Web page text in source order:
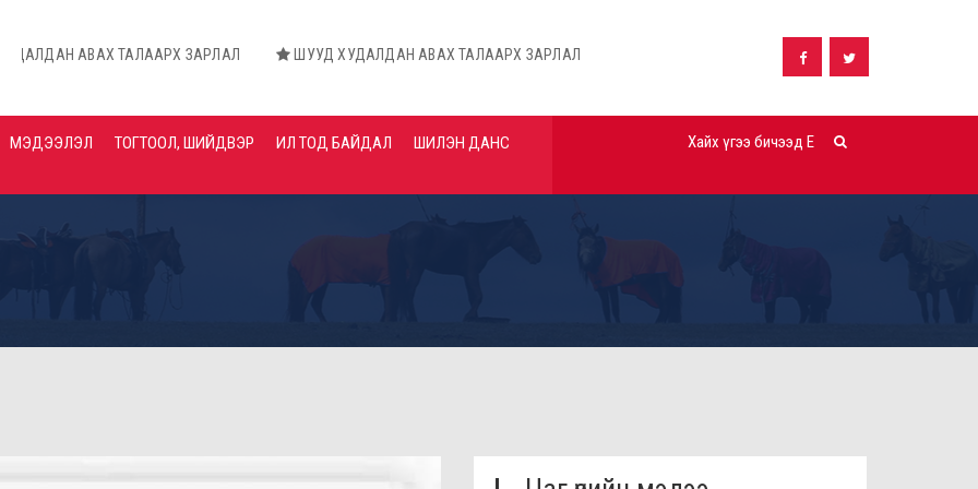
ТАЛААРХ ЗАРЛАЛ ШУУД ХУДАЛДАН АВАХ ТАЛААРХ ЗАРЛАЛ Дүүргийн орон нутгийн хөрөнгө оруулалтаар хэрэгжүүлэх: "...
МЭДЭЭЛЭЛ ТОГТООЛ, ШИЙДВЭР ИЛ ТОД БАЙДАЛ
ШИЛЭН ДАНС